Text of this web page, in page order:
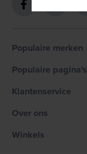
Populaire merken
Populaire pagina's
Klantenservice
Over ons
Winkels